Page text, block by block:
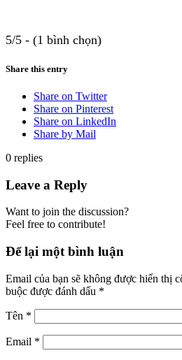
5/5 - (1 bình chọn)
Share this entry
Share on Twitter
Share on Pinterest
Share on LinkedIn
Share by Mail
0 replies
Leave a Reply
Want to join the discussion?
Feel free to contribute!
Để lại một bình luận
Email của bạn sẽ không được hiển thị
buộc được đánh dấu *
Tên *
Email *